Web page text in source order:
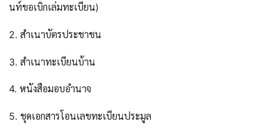
นท์ขอเบิกเล่มทะเบียน)
2. สำเนาบัตรประชาชน
3. สำเนาทะเบียนบ้าน
4. หนังสือมอบอำนาจ
5. ชุดเอกสารโอนเลขทะเบียนประมูล